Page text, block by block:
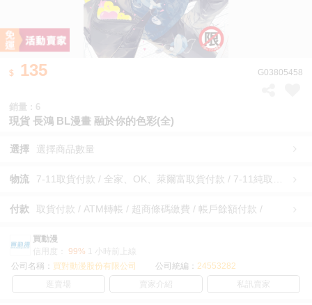
135 G03805458
銷量 : 6
現貨 長鴻 BL漫畫 融於你的色彩(全)
選擇 選擇商品數量
物流
付款 取貨付款 / ATM轉帳 / 超商條碼繳費 / 帳戶餘額付款 /
買動漫
信用度：
99% 1 小時前上線
公司名稱： 買對動漫股份有限公司 公司統編： 24553282
逛賣場
賣家介紹 私訊賣家